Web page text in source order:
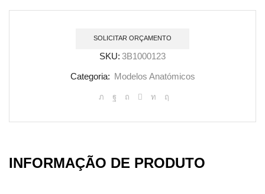
SOLICITAR ORÇAMENTO
SKU: 3B1000123
Categoria: Modelos Anatómicos
INFORMAÇÃO DE PRODUTO